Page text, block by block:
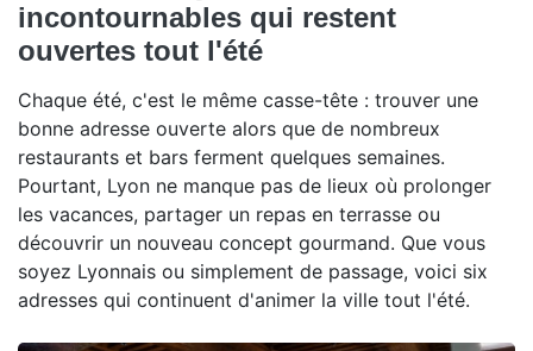
incontournables qui restent
ouvertes tout l'été
Chaque été, c'est le même casse-tête : trouver une
bonne adresse ouverte alors que de nombreux
restaurants et bars ferment quelques semaines.
Pourtant, Lyon ne manque pas de lieux où prolonger
les vacances, partager un repas en terrasse ou
découvrir un nouveau concept gourmand. Que vous
soyez Lyonnais ou simplement de passage, voici six
adresses qui continuent d'animer la ville tout l'été.